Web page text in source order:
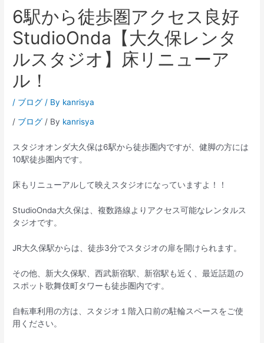
6駅から徒歩圏アクセス良好
StudioOnda【大久保レンタ
ルスタジオ】床リニューア
ル！
/ ブログ / By kanrisya
/ ブログ / By kanrisya
スタジオオンダ大久保は6駅から徒歩圏内ですが、健脚の方には
10駅徒歩圏内です。
床もリニューアルして映えスタジオになっていますよ！！
StudioOnda大久保は、複数路線よりアクセス可能なレンタルス
タジオです。
JR大久保駅からは、徒歩3分でスタジオの扉を開けられます。
その他、新大久保駅、西武新宿駅、新宿駅も近く、最近話題の
スポット歌舞伎町タワーも徒歩圏内です。
自転車利用の方は、スタジオ１階入口前の駐輪スペースをご使
用ください。